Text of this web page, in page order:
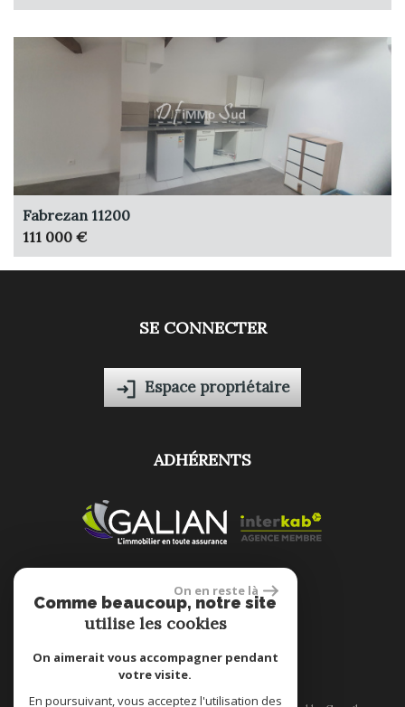
Fabrezan 11200
111 000 €
SE CONNECTER
Espace propriétaire
ADHÉRENTS
site réalisé par
On en reste là
Comme beaucoup, notre site
utilise les cookies
On aimerait vous accompagner pendant
votre visite.
En poursuivant, vous acceptez l'utilisation des